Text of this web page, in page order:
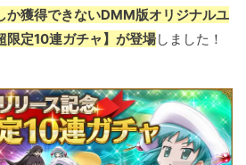
か獲得できないDMM版オリジナルユ
限定10連ガチャ】が登場しました！